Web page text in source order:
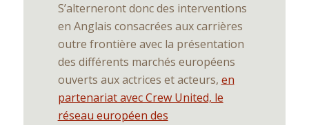
S’alterneront donc des interventions
en Anglais consacrées aux carrières
outre frontière avec la présentation
des différents marchés européens
ouverts aux actrices et acteurs, en
partenariat avec Crew United, le
réseau européen des